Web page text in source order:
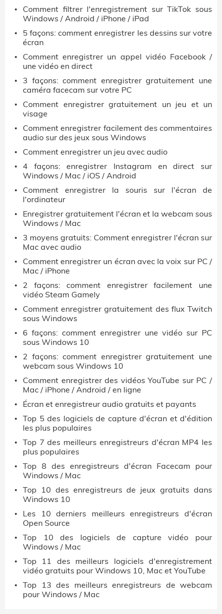
Comment filtrer l'enregistrement sur TikTok sous
Windows / Android / iPhone / iPad
5 façons: comment enregistrer les dessins sur votre
écran
Comment enregistrer un appel vidéo Facebook /
une vidéo en direct
3 façons: comment enregistrer gratuitement une
caméra facecam sur votre PC
Comment enregistrer gratuitement un jeu et un
visage
Comment enregistrer facilement des commentaires
audio sur des jeux sous Windows
Comment enregistrer un jeu avec audio
4 façons: enregistrer Instagram en direct sur
Windows / Mac / iOS / Android
Comment enregistrer la souris sur l'écran de
l'ordinateur
Enregistrer gratuitement l'écran et la webcam sous
Windows / Mac
3 moyens gratuits: Comment enregistrer l'écran sur
Mac avec audio
Comment enregistrer un écran avec la voix sur PC /
Mac / iPhone
2 façons: comment enregistrer facilement une
vidéo Steam Gamely
Comment enregistrer gratuitement des flux Twitch
sous Windows
6 façons: comment enregistrer une vidéo sur PC
sous Windows 10
2 façons: comment enregistrer gratuitement une
webcam sous Windows 10
Comment enregistrer des vidéos YouTube sur PC /
Mac / iPhone / Android / en ligne
Écran et enregistreur audio gratuits et payants
Top 5 des logiciels de capture d'écran et d'édition
les plus populaires
Top 7 des meilleurs enregistreurs d'écran MP4 les
plus populaires
Top 8 des enregistreurs d'écran Facecam pour
Windows / Mac
Top 10 des enregistreurs de jeux gratuits dans
Windows 10
Les 10 derniers meilleurs enregistreurs d'écran
Open Source
Top 10 des logiciels de capture vidéo pour
Windows / Mac
Top 11 des meilleurs logiciels d'enregistrement
vidéo gratuits pour Windows 10, Mac et YouTube
Top 13 des meilleurs enregistreurs de webcam
pour Windows / Mac